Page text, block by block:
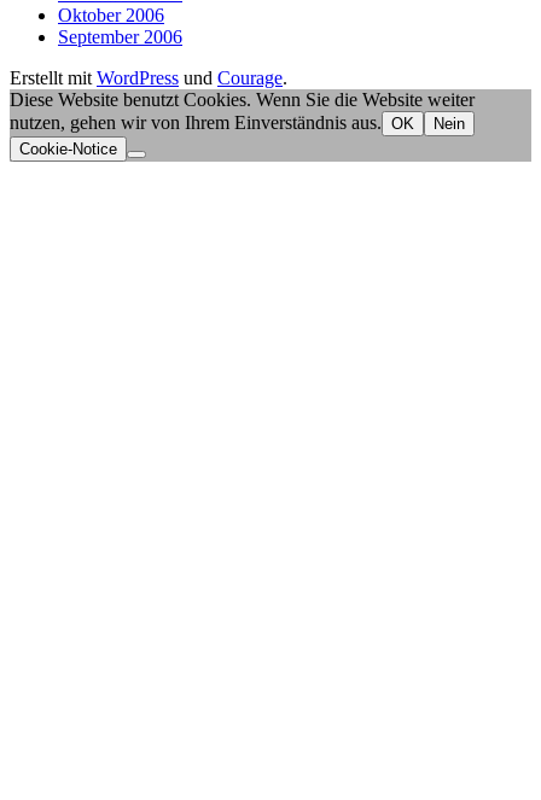
Oktober 2006
September 2006
Erstellt mit WordPress und Courage.
Diese Website benutzt Cookies. Wenn Sie die Website weiter
nutzen, gehen wir von Ihrem Einverständnis aus. OK
Nein
Cookie-Notice